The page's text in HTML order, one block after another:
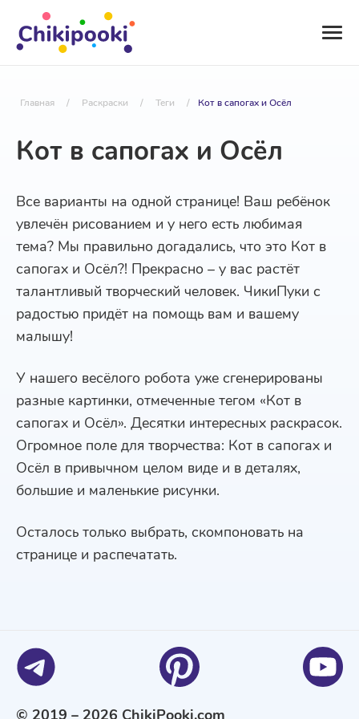
Главная / Раскраски / Теги / Кот в сапогах и Осёл
Кот в сапогах и Осёл
Все варианты на одной странице! Ваш ребёнок
увлечён рисованием и у него есть любимая
тема? Мы правильно догадались, что это Кот в
сапогах и Осёл?! Прекрасно – у вас растёт
талантливый творческий человек. ЧикиПуки с
радостью придёт на помощь вам и вашему
малышу!
У нашего весёлого робота уже сгенерированы
разные картинки, отмеченные тегом «Кот в
сапогах и Осёл». Десятки интересных раскрасок.
Огромное поле для творчества: Кот в сапогах и
Осёл в привычном целом виде и в деталях,
большие и маленькие рисунки.
Осталось только выбрать, скомпоновать на
странице и распечатать.
© 2019 – 2026 ChikiPooki.com